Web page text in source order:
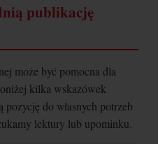
publikację
może być pomocna dla
kilka wskazówek
pozycję do własnych potrzeb
lektury lub upominku.